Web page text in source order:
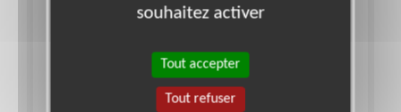
souhaitez activer
Tout accepter
Tout refuser